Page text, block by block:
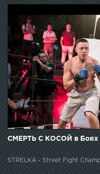
СМЕРТЬ С КОСОЙ в Боях
STRELKA - Street Fight